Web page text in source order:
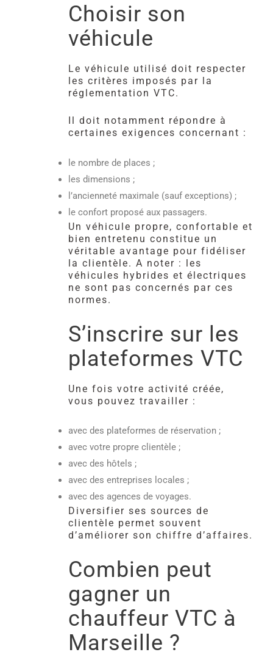
Choisir son
véhicule
Le véhicule utilisé doit respecter
les critères imposés par la
réglementation VTC.
Il doit notamment répondre à
certaines exigences concernant :
le nombre de places ;
les dimensions ;
l’ancienneté maximale (sauf exceptions) ;
le confort proposé aux passagers.
Un véhicule propre, confortable et
bien entretenu constitue un
véritable avantage pour fidéliser
la clientèle. A noter : les
véhicules hybrides et électriques
ne sont pas concernés par ces
normes.
S’inscrire sur les
plateformes VTC
Une fois votre activité créée,
vous pouvez travailler :
avec des plateformes de réservation ;
avec votre propre clientèle ;
avec des hôtels ;
avec des entreprises locales ;
avec des agences de voyages.
Diversifier ses sources de
clientèle permet souvent
d’améliorer son chiffre d’affaires.
Combien peut
gagner un
chauffeur VTC à
Marseille ?